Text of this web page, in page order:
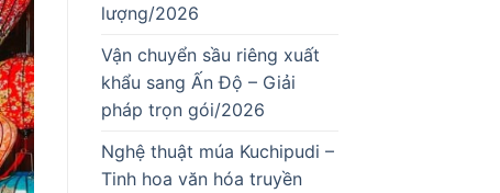
lượng/2026
Vận chuyển sầu riêng xuất
khẩu sang Ấn Độ – Giải
pháp trọn gói/2026
Nghệ thuật múa Kuchipudi –
Tinh hoa văn hóa truyền